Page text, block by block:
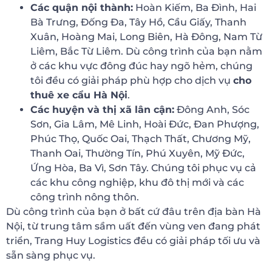
Các quận nội thành: Hoàn Kiếm, Ba Đình, Hai
Bà Trưng, Đống Đa, Tây Hồ, Cầu Giấy, Thanh
Xuân, Hoàng Mai, Long Biên, Hà Đông, Nam Từ
Liêm, Bắc Từ Liêm. Dù công trình của bạn nằm
ở các khu vực đông đúc hay ngõ hẻm, chúng
tôi đều có giải pháp phù hợp cho dịch vụ cho
thuê xe cẩu Hà Nội.
Các huyện và thị xã lân cận: Đông Anh, Sóc
Sơn, Gia Lâm, Mê Linh, Hoài Đức, Đan Phượng,
Phúc Thọ, Quốc Oai, Thạch Thất, Chương Mỹ,
Thanh Oai, Thường Tín, Phú Xuyên, Mỹ Đức,
Ứng Hòa, Ba Vì, Sơn Tây. Chúng tôi phục vụ cả
các khu công nghiệp, khu đô thị mới và các
công trình nông thôn.
Dù công trình của bạn ở bất cứ đâu trên địa bàn Hà
Nội, từ trung tâm sầm uất đến vùng ven đang phát
triển, Trang Huy Logistics đều có giải pháp tối ưu và
sẵn sàng phục vụ.